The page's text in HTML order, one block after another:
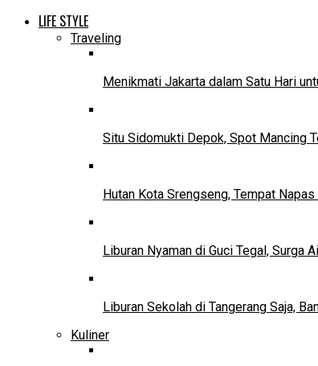
LIFE STYLE
Traveling
Menikmati Jakarta dalam Satu Hari
Situ Sidomukti Depok, Spot Mancing
Hutan Kota Srengseng, Tempat
Liburan Nyaman di Guci Tegal, Surga
Liburan Sekolah di Tangerang Saja,
Kuliner